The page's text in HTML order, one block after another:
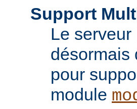
Support
Le
désormais
pour
module